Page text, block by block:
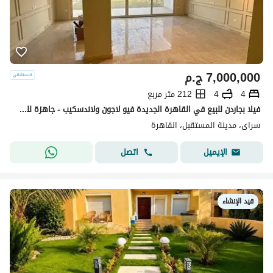
ج.م7,000,000
4
4
212 متر مربع
فيلا بجاردن للبيع في القاهرة الجديدة فيو لاجون ولاندسكيب - جاهزة للمعاينة
سراى، مدينة المستقبل، القاهرة
الإيميل
اتصل
قيد الإنشاء